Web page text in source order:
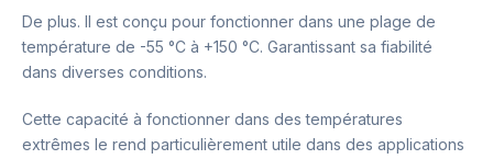
De plus. Il est conçu pour fonctionner dans une plage de
température de -55 °C à +150 °C. Garantissant sa fiabilité
dans diverses conditions.
Cette capacité à fonctionner dans des températures
extrêmes le rend particulièrement utile dans des applications